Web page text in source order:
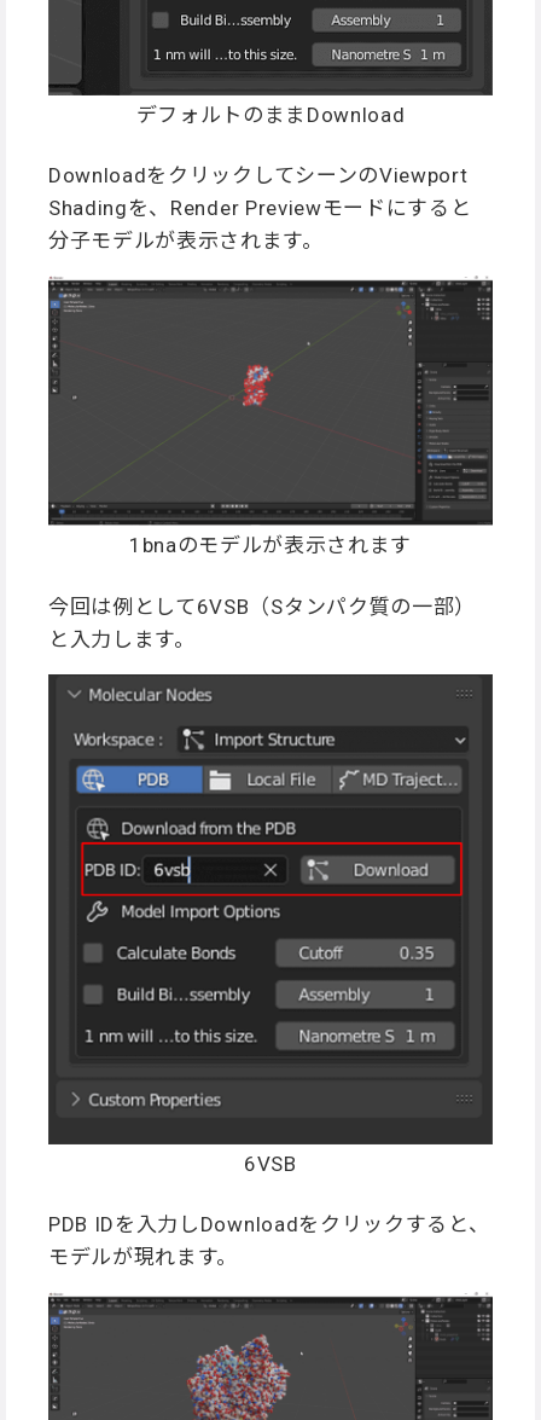
デフォルトのままDownload
DownloadをクリックしてシーンのViewport
Shadingを、Render Previewモードにすると
分子モデルが表示されます。
1bnaのモデルが表示されます
今回は例として6VSB（Sタンパク質の一部）
と入力します。
6VSB
PDB IDを入力しDownloadをクリックすると、
モデルが現れます。